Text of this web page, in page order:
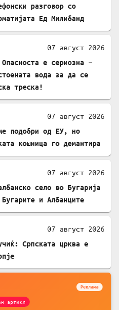
разговор со
Ед Милибанд
07 август 2026
е сериозна –
вода за да се
треска!
07 август 2026
подобри од ЕУ, но
кошница го демантира
07 август 2026
село во Бугарија
и Албанците
07 август 2026
Српската црква е
Реклама
артикл